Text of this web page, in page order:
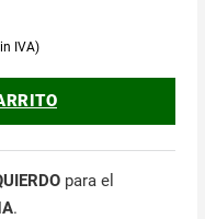
para el
.